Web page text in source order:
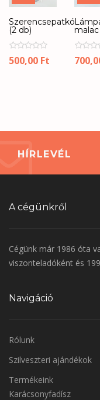
Szerencsepatkó
(2 db)
500,00 Ft
malac
HÍRLEVÉL
A cégünkről
Cégünk már 1986 óta
viszonteladóként és
Navigáció
Rólunk
Szilveszteri ajándékok
Termékeink
Karácsonyfadísz